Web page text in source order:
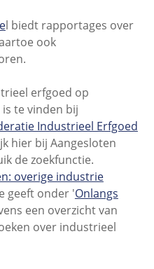
l biedt rapportages over
ook
erfgoed op
te vinden bij
Industrieel Erfgoed
hier bij Aangesloten
de zoekfunctie.
overige industrie
geeft onder 'Onlangs
een overzicht van
over industrieel